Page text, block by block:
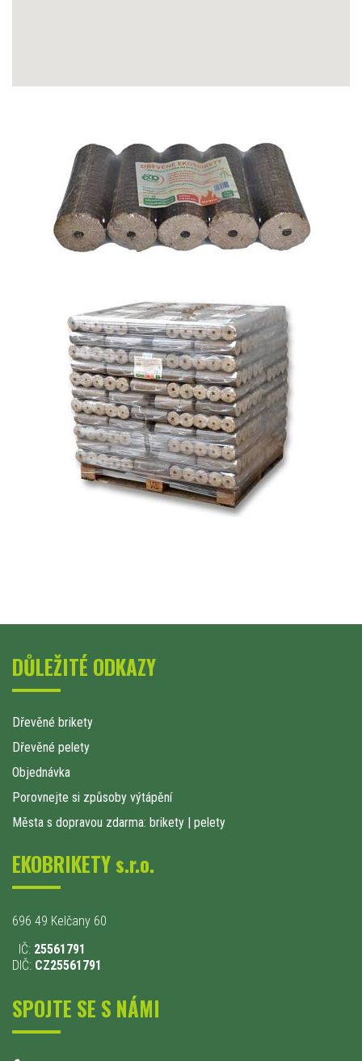
DŮLEŽITÉ ODKAZY
Dřevěné brikety
Dřevěné pelety
Objednávka
Porovnejte si způsoby výtápění
Města s dopravou zdarma: brikety | pelety
EKOBRIKETY s.r.o.
696 49 Kelčany 60
IČ: 25561791
DIČ: CZ25561791
SPOJTE SE S NÁMI